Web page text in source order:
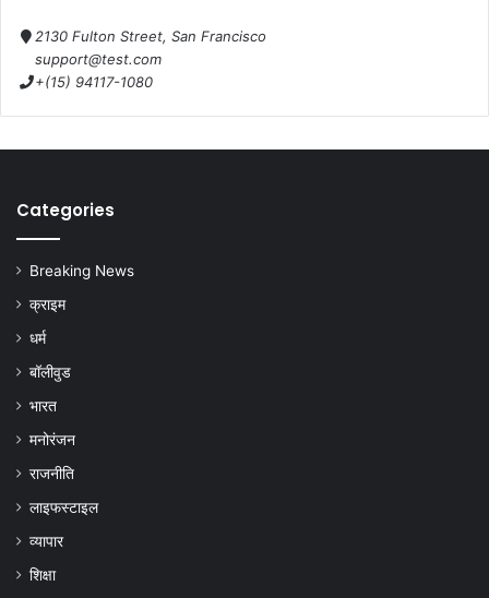
2130 Fulton Street, San Francisco
support@test.com
+(15) 94117-1080
Categories
Breaking News
क्राइम
धर्म
बॉलीवुड
भारत
मनोरंजन
राजनीति
लाइफस्टाइल
व्यापार
शिक्षा